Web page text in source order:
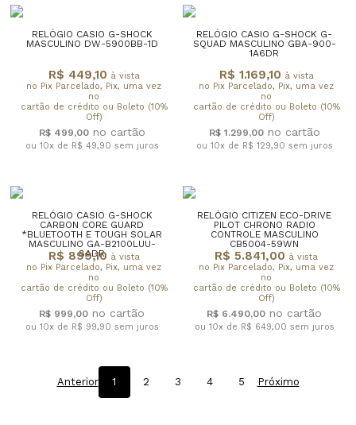
RELÓGIO CASIO G-SHOCK
MASCULINO DW-5900BB-1D
R$ 449,10 à vista
no Pix Parcelado, Pix, uma vez
no
cartão de crédito ou Boleto (10%
Off)
R$ 499,00
ou 10x de R$ 49,90 sem juros
RELÓGIO CASIO G-SHOCK G-
SQUAD MASCULINO GBA-900-
1A6DR
R$ 1.169,10 à vista
no Pix Parcelado, Pix, uma vez
no
cartão de crédito ou Boleto (10%
Off)
R$ 1.299,00
ou 10x de R$ 129,90 sem juros
RELÓGIO CASIO G-SHOCK
CARBON CORE GUARD
*BLUETOOTH E TOUGH SOLAR
MASCULINO GA-B2100LUU-
8ADR
R$ 899,10 à vista
no Pix Parcelado, Pix, uma vez
no
cartão de crédito ou Boleto (10%
Off)
R$ 999,00
ou 10x de R$ 99,90 sem juros
RELÓGIO CITIZEN ECO-DRIVE
PILOT CHRONO RADIO
CONTROLE MASCULINO
CB5004-59WN
R$ 5.841,00 à vista
no Pix Parcelado, Pix, uma vez
no
cartão de crédito ou Boleto (10%
Off)
R$ 6.490,00
ou 10x de R$ 649,00 sem juros
Anterior 1 2 3 4 5 Próximo